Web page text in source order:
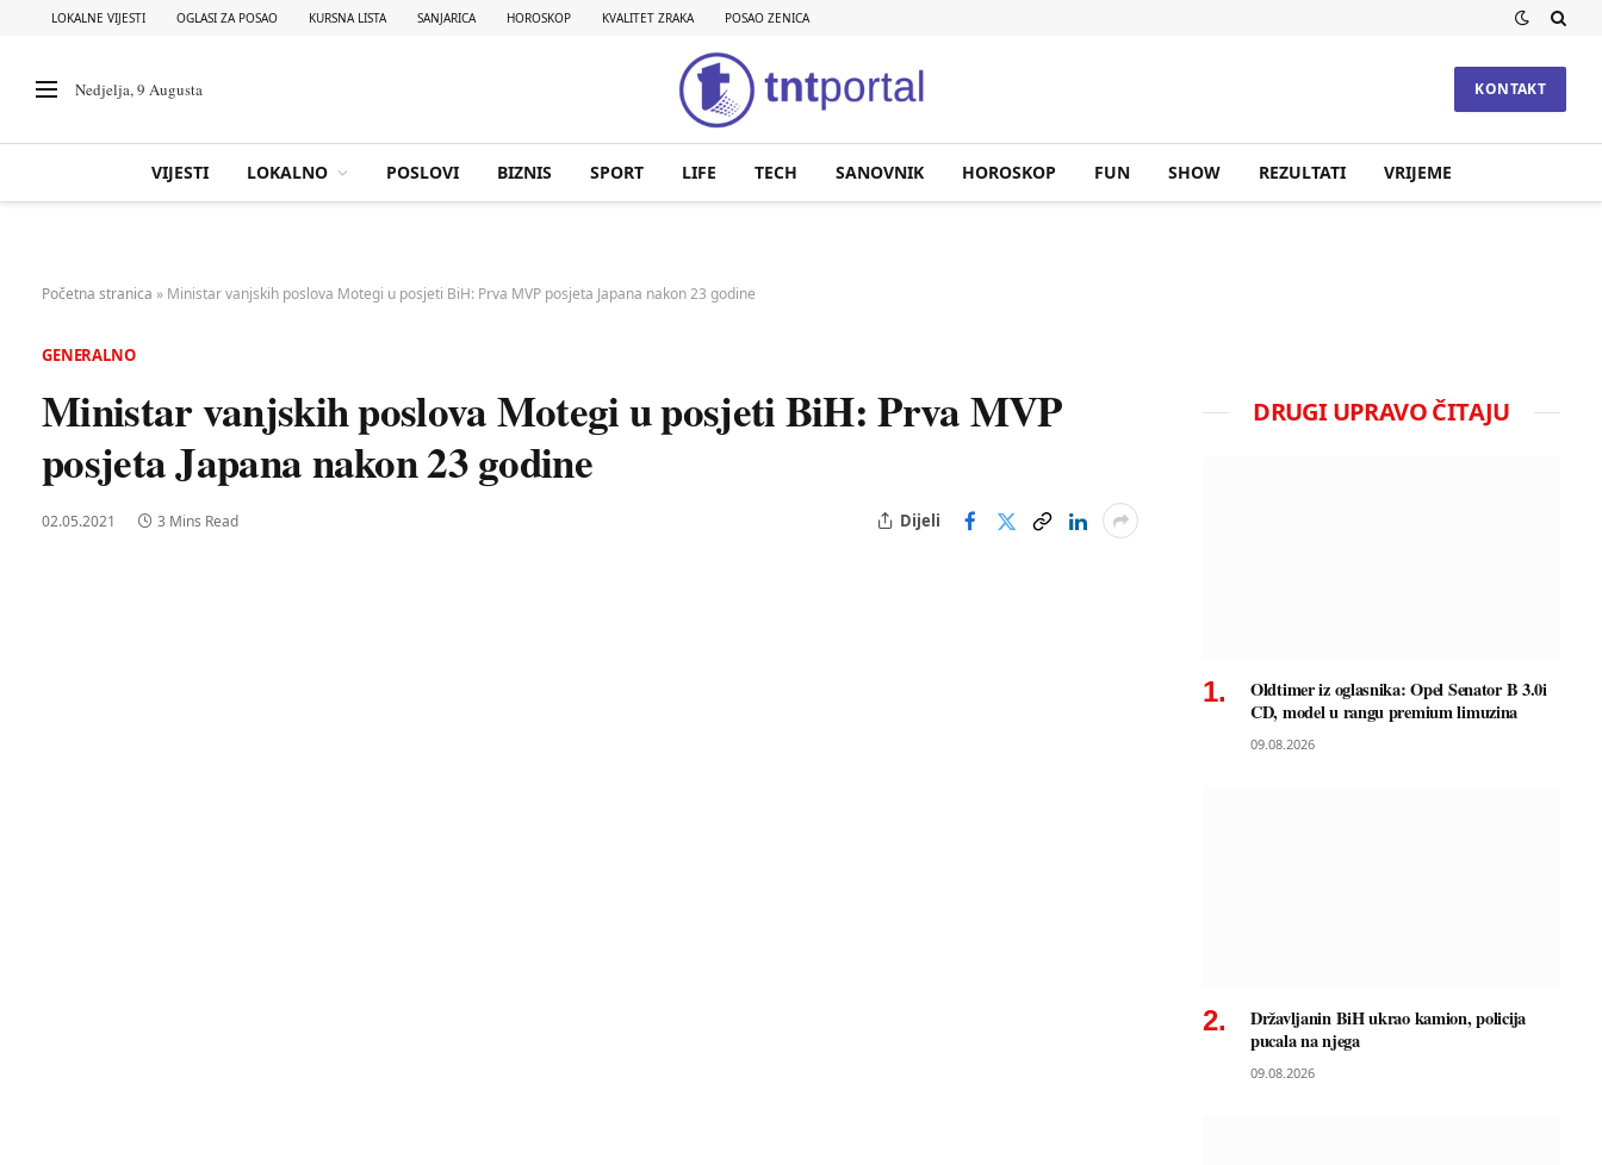
LOKALNE VIJESTI OGLASI ZA POSAO KURSNA LISTA SANJARICA HOROSKOP KVALITET ZRAKA POSAO ZENICA
Nedjelja, 9 Augusta KONTAKT
VIJESTI LOKALNO POSLOVI BIZNIS SPORT LIFE TECH SANOVNIK HOROSKOP FUN SHOW REZULTATI VRIJEME
Početna stranica » Ministar vanjskih poslova Motegi u posjeti BiH: Prva MVP posjeta Japana nakon 23 godine
GENERALNO
Ministar vanjskih poslova Motegi u posjeti BiH: Prva MVP
posjeta Japana nakon 23 godine
02.05.2021 3 Mins Read Dijeli
DRUGI UPRAVO ČITAJU
Oldtimer iz oglasnika: Opel Senator B 3.0i
CD, model u rangu premium limuzina
09.08.2026
Državljanin BiH ukrao kamion, policija
pucala na njega
09.08.2026